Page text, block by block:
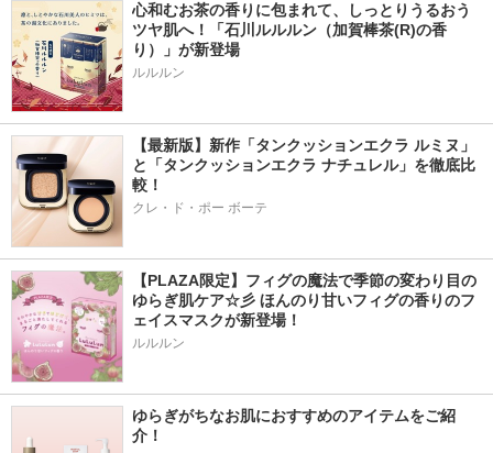
心和むお茶の香りに包まれて、しっとりうるおう
ツヤ肌へ！「石川ルルルン（加賀棒茶(R)の香
り）」が新登場
【最新版】新作「タンクッションエクラ ルミヌ」
と「タンクッションエクラ ナチュレル」を徹底比
較！
クレ・ド・ポー ボーテ
【PLAZA限定】フィグの魔法で季節の変わり目の
ゆらぎ肌ケア☆彡 ほんのり甘いフィグの香りのフ
ェイスマスクが新登場！
ルルルン
ゆらぎがちなお肌におすすめのアイテムをご紹
介！